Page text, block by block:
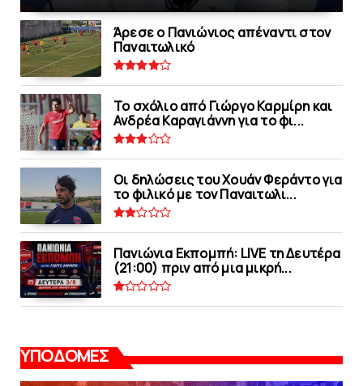
Άρεσε ο Πανιώνιος απέναντι στoν
Παναιτωλικό
Το σχόλιο από Γιώργο Καρμίρη και
Ανδρέα Καραγιάννη για το φι...
Οι δηλώσεις του Χουάν Φεράντο για
το φιλικό με τoν Παναιτωλι...
Πανιώνια Εκπομπή: LIVE τη Δευτέρα
(21:00) πριν από μια μικρή...
ΥΠΟΔΟΜΕΣ